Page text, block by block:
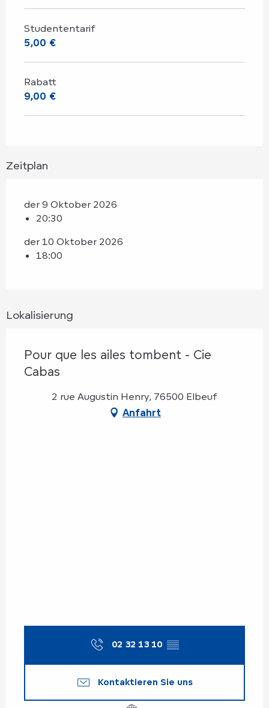
Studententarif
5,00 €
Rabatt
9,00 €
Zeitplan
der 9 Oktober 2026
20:30
der 10 Oktober 2026
18:00
Lokalisierung
Pour que les ailes tombent - Cie
Cabas
2 rue Augustin Henry, 76500 Elbeuf
Anfahrt
02 32 13 10 ▒▒
Kontaktieren Sie uns